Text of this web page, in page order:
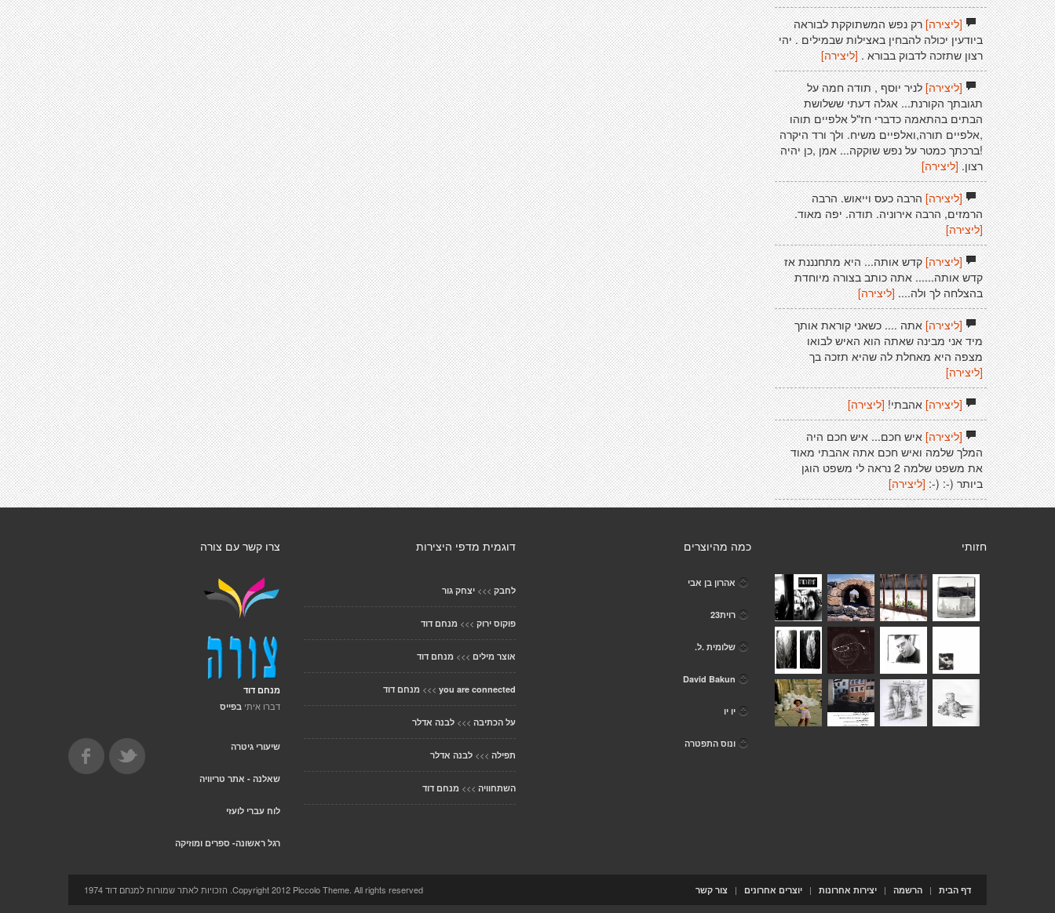
[ליצירה]רק נפש המשתוקקת לבוראה
ביודעין יכולה להבחין באצילות שבמילים . יהי
רצון שתזכה לדבוק בבורא .[ליצירה]
[ליצירה]לניר יוסף , תודה חמה על
תגובתך הקורנת... אגלה דעתי ששלושת
הבתים בהתאמה כדברי חז"ל אלפיים תוהו
,אלפיים תורה,ואלפיים משיח. ולך ורד היקרה
!ברכתך כמטר על נפש שוקקה... אמן ,כן יהיה
רצון.[ליצירה]
[ליצירה]הרבה כעס וייאוש. הרבה
הרמזים, הרבה אירוניה. תודה. יפה מאוד.
[ליצירה]
[ליצירה]קדש אותה... היא מתחנננת אז
קדש אותה...... אתה כותב בצורה מיוחדת
בהצלחה לך ולה....[ליצירה]
[ליצירה]אתה .... כשאני קוראת אותך
מיד אני מבינה שאתה הוא האיש לבואו
מצפה היא מאחלת לה שהיא תזכה בך
[ליצירה]
[ליצירה]אהבתי![ליצירה]
[ליצירה]איש חכם... איש חכם היה
המלך שלמה ואיש חכם אתה אהבתי מאוד
את משפט שלמה 2 נראה לי משפט הוגן
ביותר (-: (-: [ליצירה]
צרו קשר עם צורה
מנחם דוד
דברו איתי בפייס
שיעורי גיטרה
שאלנה - אתר טריוויה
לוח עברי לועזי
רגל ראשונה- ספרים ומוזיקה
דוגמית מדפי היצירות
לחבק >>> יצחק גור
פוקוס ירוק >>> מנחם דוד
אוצר מילים >>> מנחם דוד
you are connected
>>> מנחם דוד
על הכתיבה >>> לבנה אדלר
תפילה >>> לבנה אדלר
השתחוויה >>> מנחם דוד
כמה מהיוצרים
אהרון בן אבי
רוית23
שלומית .ל.
David Bakun
יו יו
ונוס התפטרה
חזותי
Copyright 2012 Piccolo Theme. All rights reserved. הזכויות לאתר שמורות למנחם דוד 1974 דף הבית | הרשמה | יצירות אחרונות | יוצרים אחרונים | צור קשר